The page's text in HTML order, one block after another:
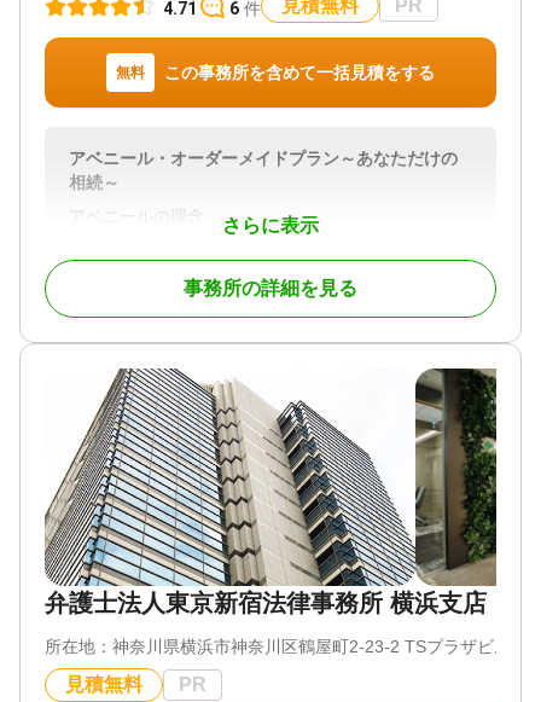
4.71 6 件 見積無料 PR
無料 この事務所を含めて一括見積をする
さらに表示
アベニール・オーダーメイドプラン～あなただけの
相続～
アベニールの理念
私たちは、超高齢社会の中にあって、高齢者とその
家族が抱える不安の解消に努めます。
そして、高齢者の皆様が人生の最後を前向きに、積
極的に生きられることをサポートし、明るく元気な
社会づくりに貢献していきます。
当法人は、相続に関して確かな知識と経験を備えた
行政書士が複数人所属しております。
誰に相談したらいいかわからないこと、まずは無料
相談からお客様の希望に合うオーダーメイドのプラ
ンを作成いたします。
相続に強い他士業との連携サポートにも力を入れて
いるため、アベニールがお客様の相続に関するすべ
てのサポート窓口となります。
お気楽にお問合せください。
対応地域
東京都、神奈川県、千葉県、埼玉県、山梨県、愛知
県、三重県
事務所の詳細を見る
弁護士法人東京新宿法律事務所 横浜支店
所在地： 神奈川県横浜市神奈川区鶴屋町2-23-2 TSプラザビルデ
見積無料 PR